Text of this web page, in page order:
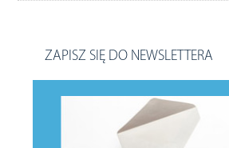
ZAPISZ SIĘ DO NEWSLETTERA